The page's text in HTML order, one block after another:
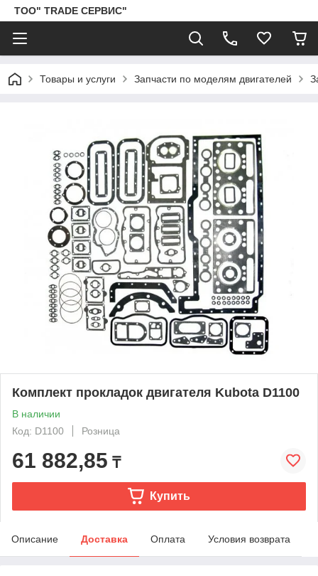
ТОО" TRADE СЕРВИС"
Товары и услуги Запчасти по моделям двигателей
Комплект прокладок двигателя Kubota D1100
В наличии
Код: D1100
Розница
61 882,85 ₸
Купить
Описание Доставка Оплата Условия возврата